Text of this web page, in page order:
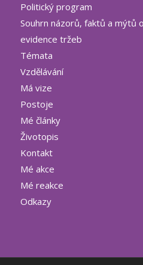
Politický program
Souhrn názorů, faktů a mýtů
evidence tržeb
Témata
Vzdělávání
Má vize
Postoje
Mé články
Životopis
Kontakt
Mé akce
Mé reakce
Odkazy